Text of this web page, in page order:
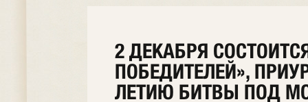
2 ДЕКАБРЯ
ПОБЕДИТЕЛЕЙ»,
ЛЕТИЮ БИТВЫ ПОД